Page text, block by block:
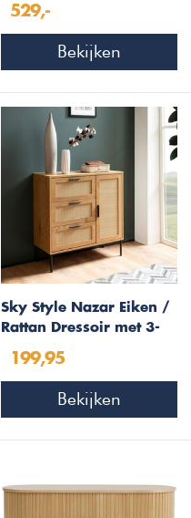
529,-
Bekijken
Sky Style Nazar Eiken /
Rattan Dressoir met 3-
199,95
Bekijken